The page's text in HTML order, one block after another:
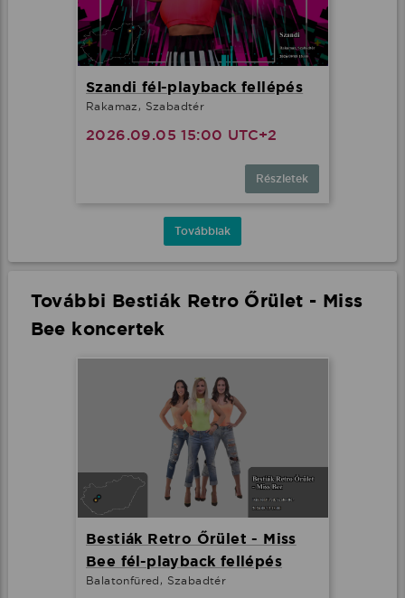
Szandi fél-playback fellépés
Rakamaz, Szabadtér
2026.09.05 15:00 UTC+2
Részletek
Továbbiak
További Bestiák Retro Őrület - Miss
Bee koncertek
Bestiák Retro Őrület - Miss
Bee fél-playback fellépés
Balatonfüred, Szabadtér